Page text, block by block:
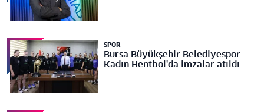
SPOR
Bursa Büyükşehir Belediyespor
Kadın Hentbol'da imzalar atıldı